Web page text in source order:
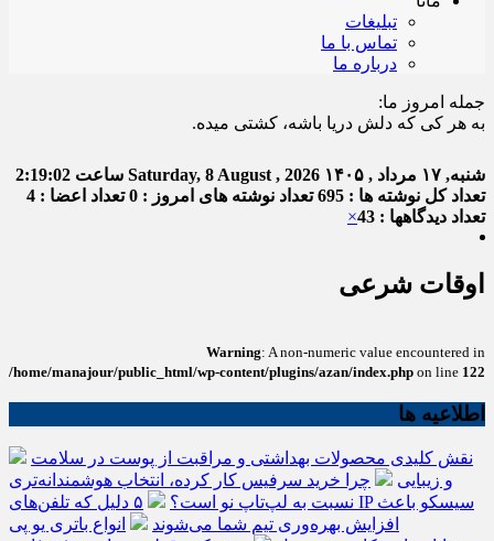
تبلیغات
تماس با ما
درباره ما
جمله امروز ما:
کی که دلش دریا باشه، کشتی میده.
شنبه, ۱۷ مرداد , ۱۴۰۵ Saturday, 8 August , 2026 ساعت 2:19:03
تعداد کل نوشته ها : 695
تعداد نوشته های امروز : 0
تعداد اعضا : 4
تعداد دیدگاهها : 43
×
اوقات شرعی
Warning: A non-numeric value encountered in
/home/manajour/public_html/wp-content/plugins/azan/index.php on line 122
اطلاعیه ها
نقش کلیدی محصولات بهداشتی و مراقبت از پوست در سلامت
و زیبایی
چرا خرید سرفیس کار کرده، انتخاب هوشمندانه‌تری
نسبت به لپ‌تاپ نو است؟
۵ دلیل که تلفن‌های IP سیسکو باعث
افزایش بهره‌وری تیم شما می‌شوند
انواع باتری یو پی